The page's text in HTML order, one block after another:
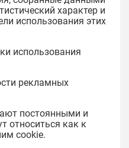
характер и
использования этих
использования
рекламных
постоянными и
относиться как к
cookie.